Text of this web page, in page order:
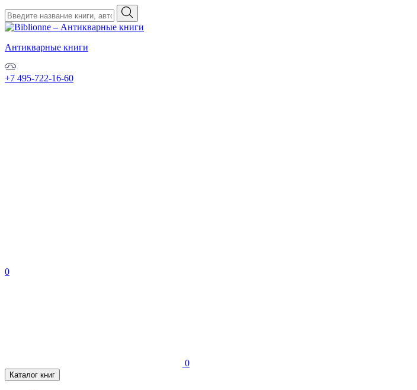
Антикварные книги
+7 495-722-16-60
0
0
Каталог книг